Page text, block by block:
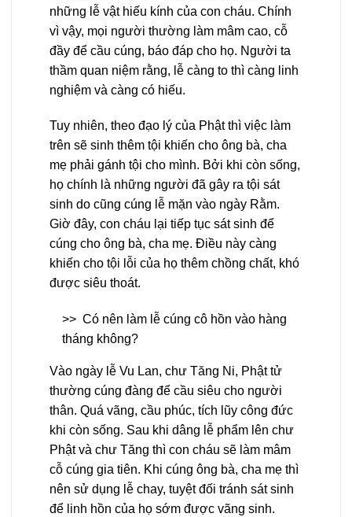
những lễ vật hiếu kính của con cháu. Chính
vì vậy, mọi người thường làm mâm cao, cỗ
đầy để cầu cúng, báo đáp cho họ. Người ta
thầm quan niệm rằng, lễ càng to thì càng linh
nghiệm và càng có hiếu.
Tuy nhiên, theo đạo lý của Phật thì việc làm
trên sẽ sinh thêm tội khiến cho ông bà, cha
mẹ phải gánh tội cho mình. Bởi khi còn sống,
họ chính là những người đã gây ra tội sát
sinh do cũng cúng lễ mặn vào ngày Rằm.
Giờ đây, con cháu lại tiếp tục sát sinh để
cúng cho ông bà, cha mẹ. Điều này càng
khiến cho tội lỗi của họ thêm chồng chất, khó
được siêu thoát.
>> Có nên làm lễ cúng cô hồn vào hàng
tháng không?
Vào ngày lễ Vu Lan, chư Tăng Ni, Phật tử
thường cúng đàng để cầu siêu cho người
thân. Quá vãng, cầu phúc, tích lũy công đức
khi còn sống. Sau khi dâng lễ phẩm lên chư
Phật và chư Tăng thì con cháu sẽ làm mâm
cỗ cúng gia tiên. Khi cúng ông bà, cha mẹ thì
nên sử dụng lễ chay, tuyệt đối tránh sát sinh
để linh hồn của họ sớm được vãng sinh.